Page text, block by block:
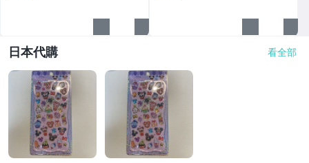
日本代購 看全部